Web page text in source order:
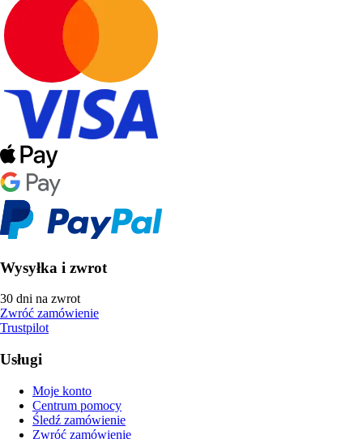
Wysyłka i zwrot
30 dni na zwrot
Zwróć zamówienie
Trustpilot
Usługi
Moje konto
Centrum pomocy
Śledź zamówienie
Zwróć zamówienie